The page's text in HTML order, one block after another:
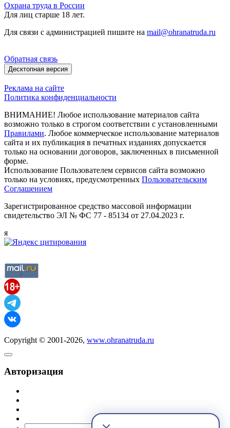
Охрана труда в России
Для лиц старше 18 лет.
Для связи с администрацией пишите на mail@ohranatruda.ru
Обратная связь
Десктопная версия
Реклама на сайте
Политика конфиденциальности
ВНИМАНИЕ! Любое использование материалов сайта
возможно только в строгом соответствии с установленными
Правилами. Любое коммерческое использование материалов
сайта и их публикация в печатных изданиях допускается
только на основании договоров, заключенных в письменной
форме.
Использование Пользователем сервисов сайта возможно
только на условиях, предусмотренных Пользовательским
Соглашением
Зарегистрированное средство массовой информации
свидетельство ЭЛ № ФС 77 - 85134 от 27.04.2023 г.
я
Copyright © 2001-2026, www.ohranatruda.ru
Авторизация